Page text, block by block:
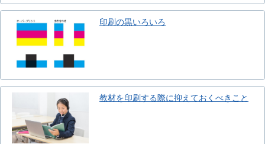
印刷の黒いろいろ
教材を印刷する際に抑えておくべきこと